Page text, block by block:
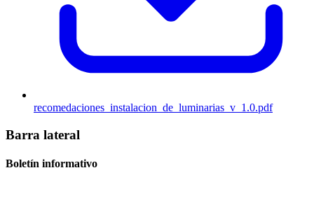
recomedaciones_instalacion_de_luminarias_v_1.0.pdf
Barra lateral
Boletín informativo